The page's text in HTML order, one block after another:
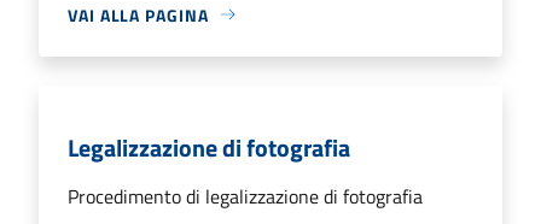
VAI ALLA PAGINA
Legalizzazione di fotografia
Procedimento di legalizzazione di fotografia